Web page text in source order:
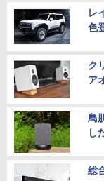
レ
色
ク
ア
鳥
し
総